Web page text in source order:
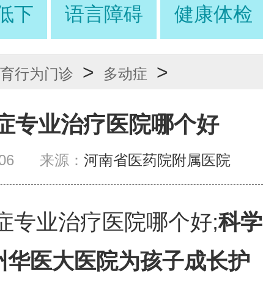
下 语言障碍 健康体检
行为门诊 > 多动症 >
专业治疗医院哪个好
来源： 河南省医药院附属医院
业治疗医院哪个好;科学
医大医院为孩子成长护